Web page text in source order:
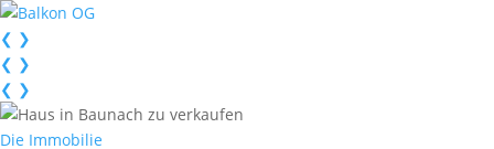
❮ ❯
❮ ❯
❮ ❯
Die Immobilie